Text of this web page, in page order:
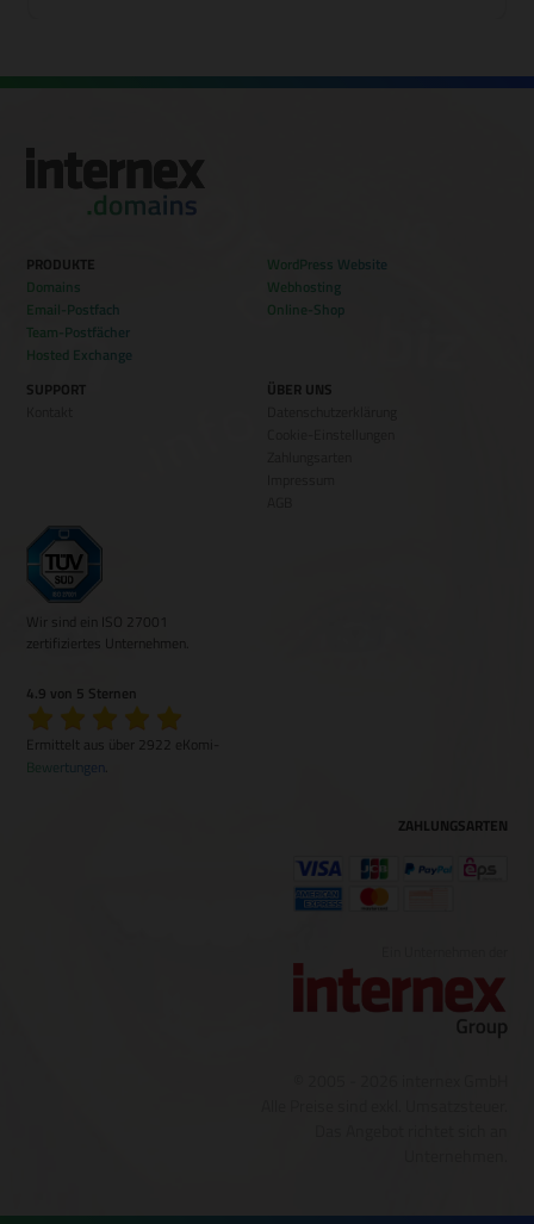
PRODUKTE
Domains
Email-Postfach
Team-Postfächer
Hosted Exchange
WordPress Website
Webhosting
Online-Shop
SUPPORT
ÜBER UNS
Wir sind ein ISO 27001
zertifiziertes Unternehmen.
4.9 von 5 Sternen
Ermittelt aus über 2922 eKomi-
Bewertungen
ZAHLUNGSARTEN